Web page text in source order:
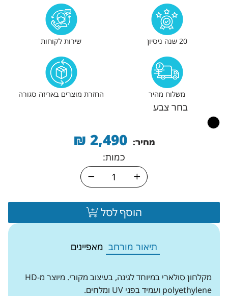
20 שנה ניסיון שירות לקוחות
משלוח מהיר החזרת מוצרים באריזה סגורה
בחר צבע
מחיר: 2,490
₪
כמות:
הוסף לסל
תיאור מורחב מאפיינים
מקלחון סולארי במיוחד לגינה, בעיצוב מקורי. מיוצר מ-HD
polyethylene ועמיד בפני UV ומלחים.